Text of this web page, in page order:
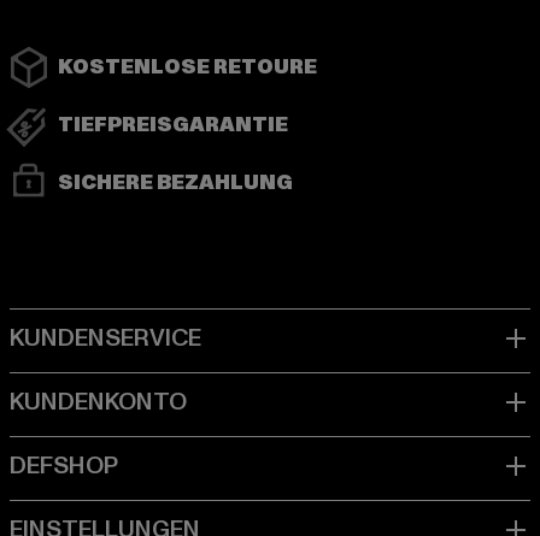
KOSTENLOSE RETOURE
TIEFPREISGARANTIE
SICHERE BEZAHLUNG